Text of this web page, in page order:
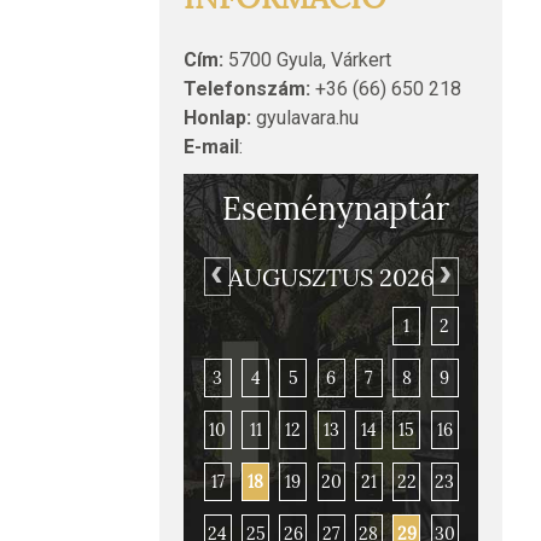
Gyulai vár és honvédtiszti
Cím: 5700 Gyula, Várkert
Telefonszám: +36 (66) 650 218
Honlap: gyulavara.hu
E-mail:
Eseménynaptár
AUGUSZTUS 2026
1 2
3 4 5 6 7 8 9
10 11 12 13 14 15 16
17 18 19 20 21 22 23
24 25 26 27 28 29 30